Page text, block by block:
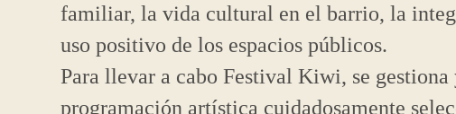
familiar, la vida cultural en el barrio, la
uso positivo de los espacios públicos.
Para llevar a cabo Festival Kiwi, se gestiona
programación artística cuidadosamente